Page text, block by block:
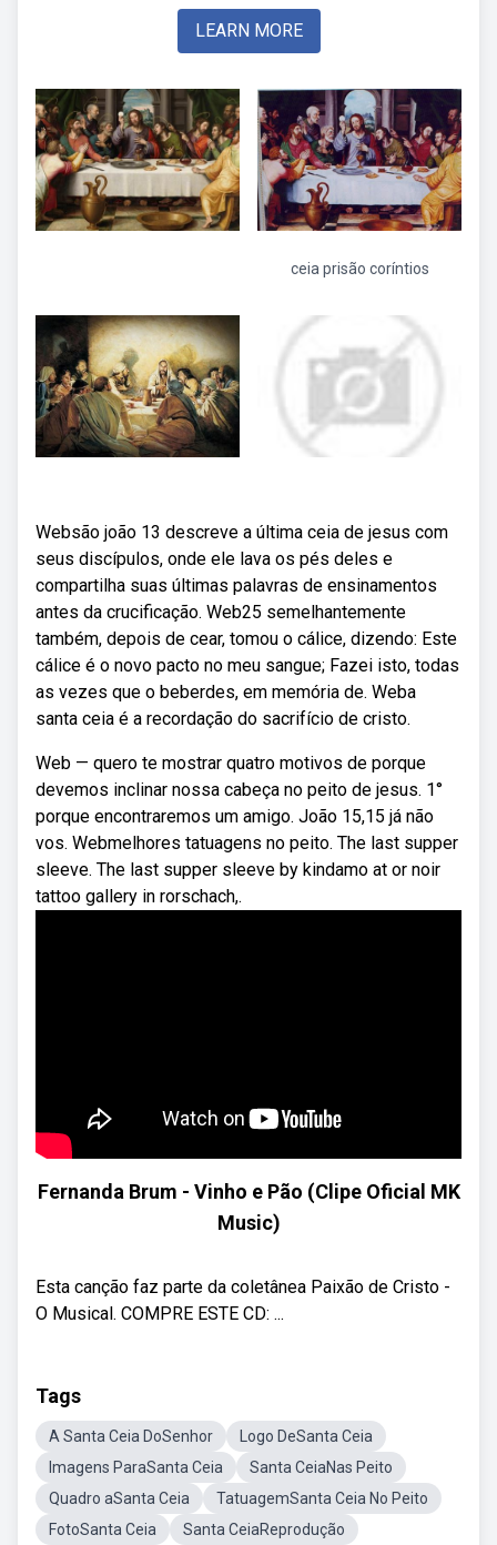
LEARN MORE
ceia prisão coríntios
Websão joão 13 descreve a última ceia de jesus com
seus discípulos, onde ele lava os pés deles e
compartilha suas últimas palavras de ensinamentos
antes da crucificação. Web25 semelhantemente
também, depois de cear, tomou o cálice, dizendo: Este
cálice é o novo pacto no meu sangue; Fazei isto, todas
as vezes que o beberdes, em memória de. Weba
santa ceia é a recordação do sacrifício de cristo.
Web — quero te mostrar quatro motivos de porque
devemos inclinar nossa cabeça no peito de jesus. 1°
porque encontraremos um amigo. João 15,15 já não
vos. Webmelhores tatuagens no peito. The last supper
sleeve. The last supper sleeve by kindamo at or noir
tattoo gallery in rorschach,.
Fernanda Brum - Vinho e Pão (Clipe Oficial MK
Music)
Esta canção faz parte da coletânea Paixão de Cristo -
O Musical. COMPRE ESTE CD: ...
Tags
A Santa Ceia DoSenhor
Logo DeSanta Ceia
Imagens ParaSanta Ceia
Santa CeiaNas Peito
Quadro aSanta Ceia
TatuagemSanta Ceia No Peito
FotoSanta Ceia
Santa CeiaReprodução